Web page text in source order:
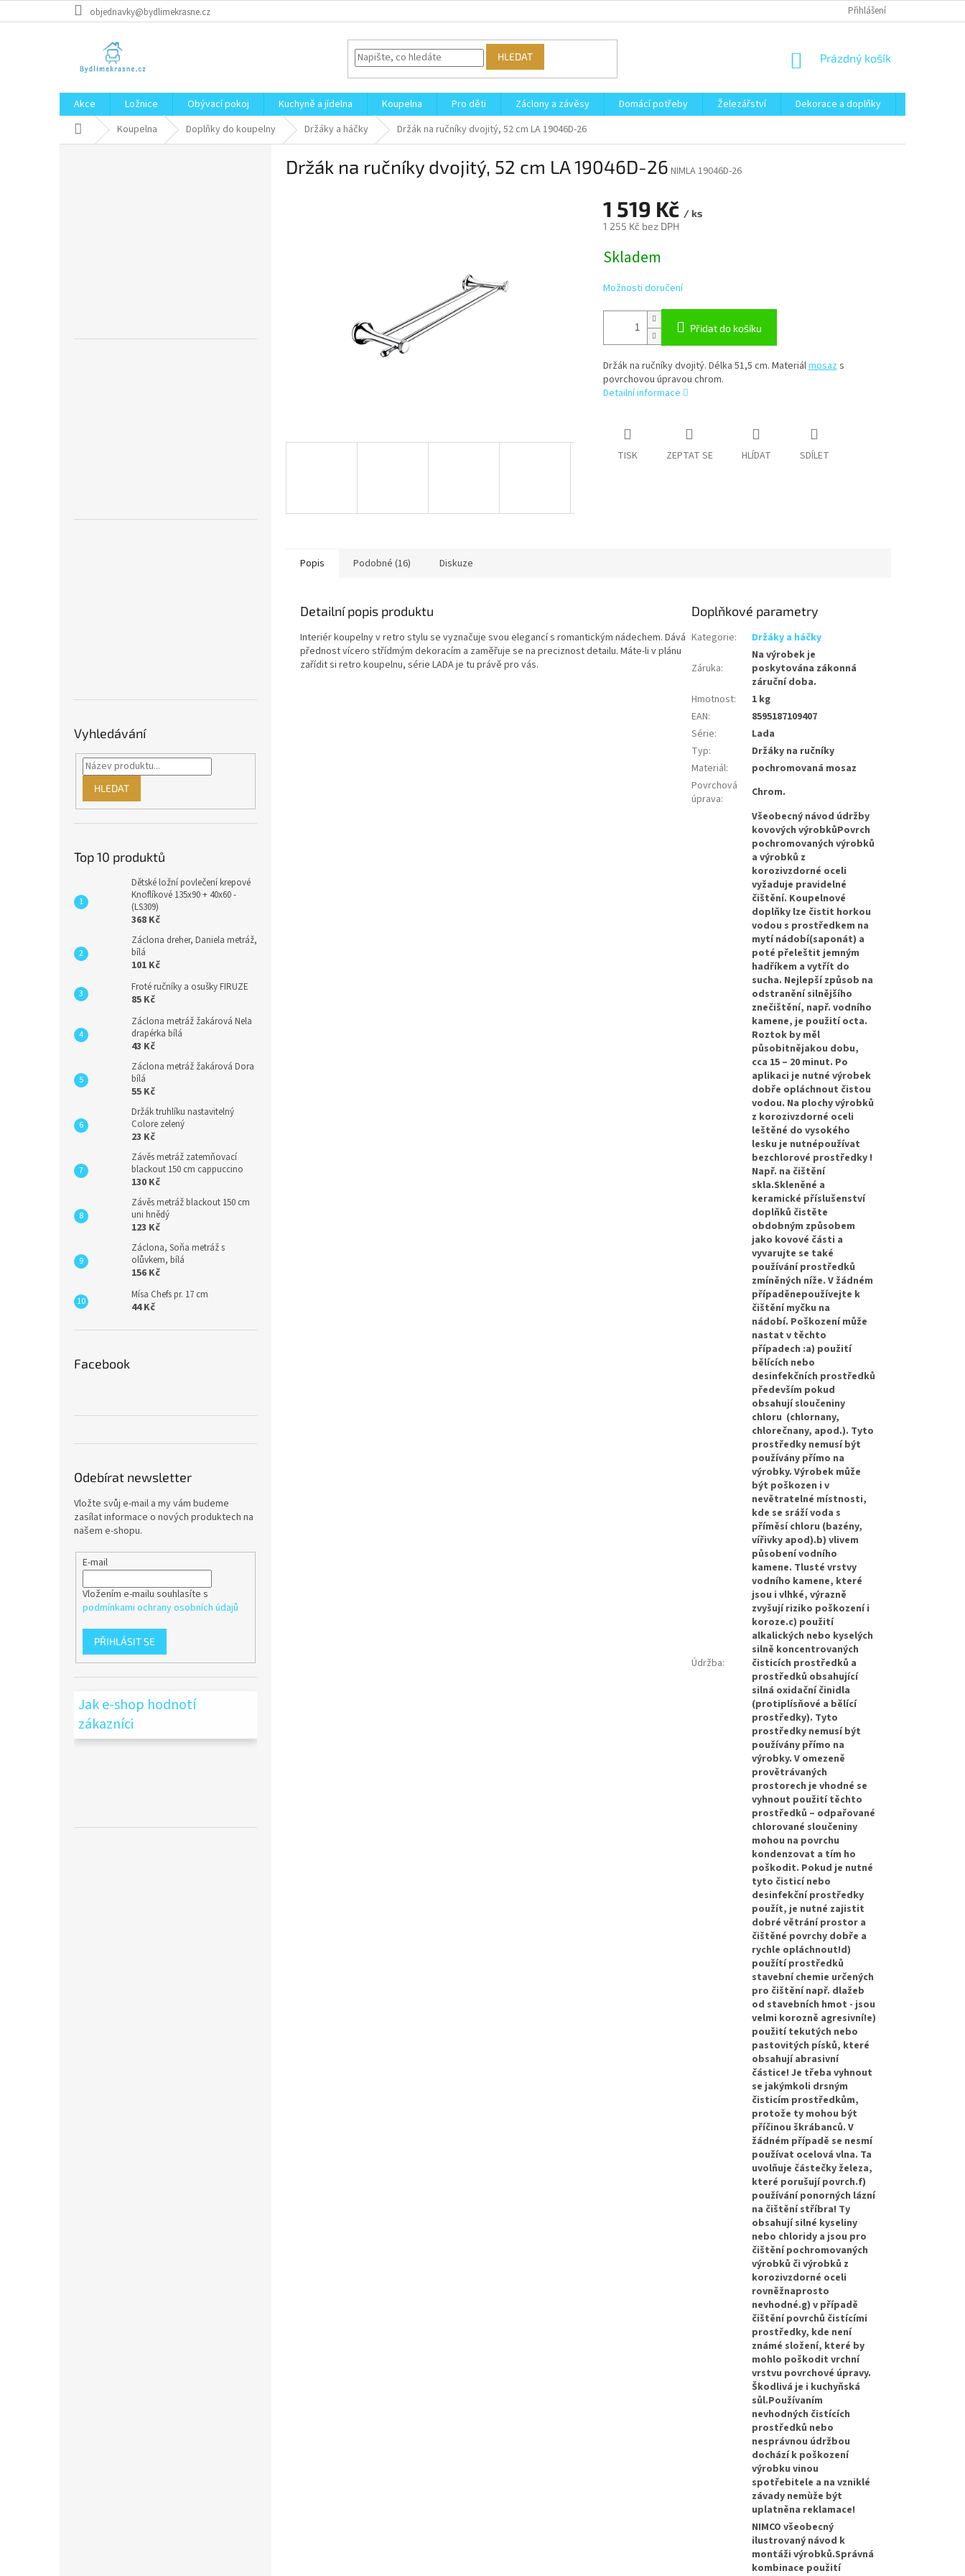
na
objednavky@bydlimekrasne.cz Přihlášení
HLEDAT
NÁKUPNÍ
Prázdný košík
Akce Ložnice Obývací pokoj Kuchyně a jídelna Koupelna Pro děti Záclony a závěsy Domácí potřeby Železářství Dekorace a doplňky
Domů Koupelna Doplňky do koupelny Držáky a háčky Držák na ručníky dvojitý, 52 cm LA 19046D-26
Vyhledávání
HLEDAT
Top 10 produktů
Dětské ložní povlečení krepové
Knoflíkové 135x90 + 40x60 -
(LS309)
368 Kč
Záclona dreher, Daniela metráž,
bílá
101 Kč
Froté ručníky a osušky FIRUZE
85 Kč
Záclona metráž žakárová Nela
drapérka bílá
43 Kč
Záclona metráž žakárová Dora
bílá
55 Kč
Držák truhlíku nastavitelný
Colore zelený
23 Kč
Závěs metráž zatemňovací
blackout 150 cm cappuccino
130 Kč
Závěs metráž blackout 150 cm
uni hnědý
123 Kč
Záclona, Soňa metráž s
olůvkem, bílá
156 Kč
Mísa Chefs pr. 17 cm
44 Kč
Facebook
Odebírat newsletter
Vložte svůj e-mail a my vám budeme
zasílat informace o nových produktech na
našem e-shopu.
E-mail
Vložením e-mailu souhlasíte s
podmínkami ochrany osobních údajů
PŘIHLÁSIT SE
Jak e-shop hodnotí
zákazníci
Držák na ručníky dvojitý, 52 cm LA 19046D-26 NIMLA 19046D-26
1 519 Kč / ks
1 255 Kč bez DPH
cena:
Skladem
Možnosti doručení
Přidat do košíku
Držák na ručníky dvojitý. Délka 51,5 cm. Materiálmosazs
povrchovou úpravou chrom.
Detailní informace
TISK ZEPTAT SE HLÍDAT SDÍLET
Popis Podobné (16) Diskuze
Detailní popis produktu
Interiér koupelny v retro stylu se vyznačuje svou elegancí s romantickým nádechem. Dává
přednost vícero střídmým dekoracím a zaměřuje se na preciznost detailu. Máte-li v plánu
zařídit si retro koupelnu, série LADA je tu právě pro vás.
Doplňkové parametry
Kategorie: Držáky a háčky
Záruka:
Na výrobek je
poskytována zákonná
záruční doba.
Hmotnost:
1 kg
EAN:
8595187109407
Série:
Lada
Typ:
Držáky na ručníky
Materiál:
pochromovaná mosaz
Povrchová
úprava: Chrom.
Údržba:
Všeobecný návod údržby
kovových výrobkůPovrch
pochromovaných výrobků
a výrobků z
korozivzdorné oceli
vyžaduje pravidelné
čištění. Koupelnové
doplňky lze čistit horkou
vodou s prostředkem na
mytí nádobí(saponát) a
poté přeleštit jemným
hadříkem a vytřít do
sucha. Nejlepší způsob na
odstranění silnějšího
znečištění, např. vodního
kamene, je použití octa.
Roztok by měl
působitnějakou dobu,
cca 15 – 20 minut. Po
aplikaci je nutné výrobek
dobře opláchnout čistou
vodou. Na plochy výrobků
z korozivzdorné oceli
leštěné do vysokého
lesku je nutnépoužívat
bezchlorové prostředky !
Např. na čištění
skla.Skleněné a
keramické příslušenství
doplňků čistěte
obdobným způsobem
jako kovové části a
vyvarujte se také
používání prostředků
zmíněných níže. V žádném
případěnepoužívejte k
čištění myčku na
nádobí. Poškození může
nastat v těchto
případech :a) použití
bělících nebo
desinfekčních prostředků
především pokud
obsahují sloučeniny
chloru (chlornany,
chlorečnany, apod.). Tyto
prostředky nemusí být
používány přímo na
výrobky. Výrobek může
být poškozen i v
nevětratelné místnosti,
kde se sráží voda s
příměsí chloru (bazény,
vířivky apod).b) vlivem
působení vodního
kamene. Tlusté vrstvy
vodního kamene, které
jsou i vlhké, výrazně
zvyšují riziko poškození i
koroze.c) použití
alkalických nebo kyselých
silně koncentrovaných
čisticích prostředků a
prostředků obsahující
silná oxidační činidla
(protiplísňové a bělící
prostředky). Tyto
prostředky nemusí být
používány přímo na
výrobky. V omezeně
provětrávaných
prostorech je vhodné se
vyhnout použití těchto
prostředků – odpařované
chlorované sloučeniny
mohou na povrchu
kondenzovat a tím ho
poškodit. Pokud je nutné
tyto čisticí nebo
desinfekční prostředky
použít, je nutné zajistit
dobré větrání prostor a
čištěné povrchy dobře a
rychle opláchnout!d)
použítí prostředků
stavební chemie určených
pro čištění např. dlažeb
od stavebních hmot - jsou
velmi korozně agresivní!e)
použití tekutých nebo
pastovitých písků, které
obsahují abrasivní
částice! Je třeba vyhnout
se jakýmkoli drsným
čisticím prostředkům,
protože ty mohou být
příčinou škrábanců. V
žádném případě se nesmí
používat ocelová vlna. Ta
uvolňuje částečky železa,
které porušují povrch.f)
používání ponorných lázní
na čištění stříbra! Ty
obsahují silné kyseliny
nebo chloridy a jsou pro
čištění pochromovaných
výrobků či výrobků z
korozivzdorné oceli
rovněžnaprosto
nevhodné.g) v případě
čištění povrchů čistícími
prostředky, kde není
známé složení, které by
mohlo poškodit vrchní
vrstvu povrchové úpravy.
Škodlivá je i kuchyňská
sůl.Používaním
nevhodných čistících
prostředků nebo
nesprávnou údržbou
dochází k poškození
výrobku vinou
spotřebitele a na vzniklé
závady nemùže být
uplatněna reklamace!
NIMCO všeobecný
ilustrovaný návod k
montáži výrobků.Správná
kombinace použití